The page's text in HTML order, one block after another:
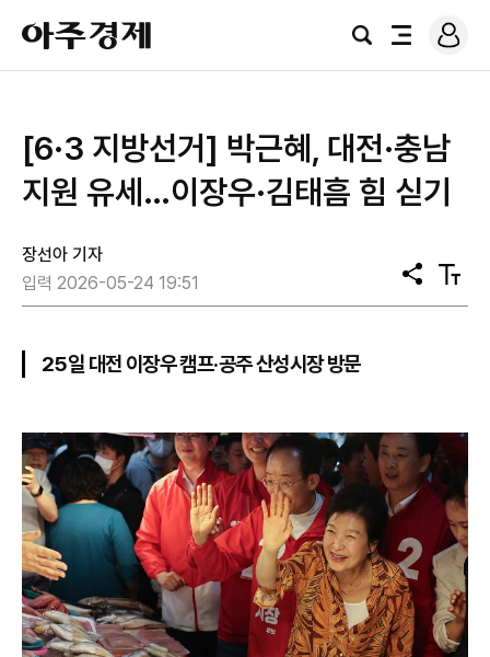
아
주
경
검
전
로
그
[6·3 지방선거] 박근혜, 대전·충남
지원 유세…이장우·김태흠 힘 싣기
장선아 기자
입력 2026-05-24 19:51
공
유
텍
스
25일 대전 이장우 캠프·공주 산성시장 방문